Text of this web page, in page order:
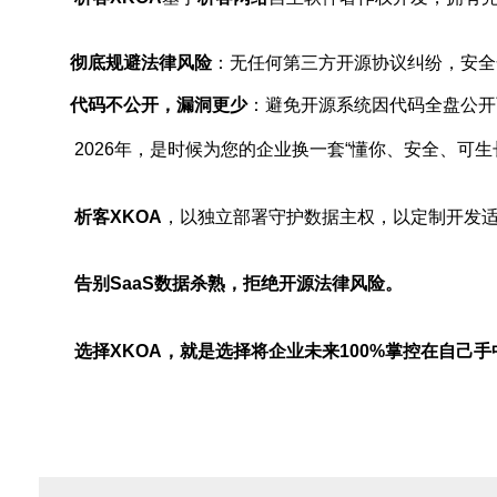
彻底规避法律风险：无任何第三方开源协议纠纷，安
代码不公开，漏洞更少：避免开源系统因代码全盘公
2026年，是时候为您的企业换一套“懂你、安全、可
析客XKOA ，以独立部署守护数据主权，以定制开发
告别SaaS数据杀熟，拒绝开源法律风险。
选择XKOA，就是选择将企业未来100%掌控在自己手